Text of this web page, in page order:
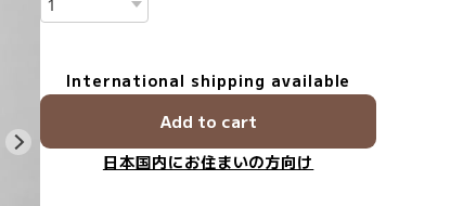
International shipping available
Add to cart
日本国内にお住まいの方向け